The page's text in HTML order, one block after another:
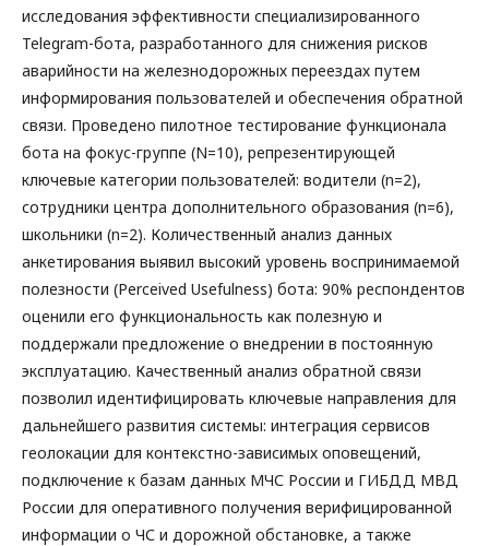
исследования эффективности специализированного
Telegram-бота, разработанного для снижения рисков
аварийности на железнодорожных переездах путем
информирования пользователей и обеспечения обратной
связи. Проведено пилотное тестирование функционала
бота на фокус-группе (N=10), репрезентирующей
ключевые категории пользователей: водители (n=2),
сотрудники центра дополнительного образования (n=6),
школьники (n=2). Количественный анализ данных
анкетирования выявил высокий уровень воспринимаемой
полезности (Perceived Usefulness) бота: 90% респондентов
оценили его функциональность как полезную и
поддержали предложение о внедрении в постоянную
эксплуатацию. Качественный анализ обратной связи
позволил идентифицировать ключевые направления для
дальнейшего развития системы: интеграция сервисов
геолокации для контекстно-зависимых оповещений,
подключение к базам данных МЧС России и ГИБДД МВД
России для оперативного получения верифицированной
информации о ЧС и дорожной обстановке, а также